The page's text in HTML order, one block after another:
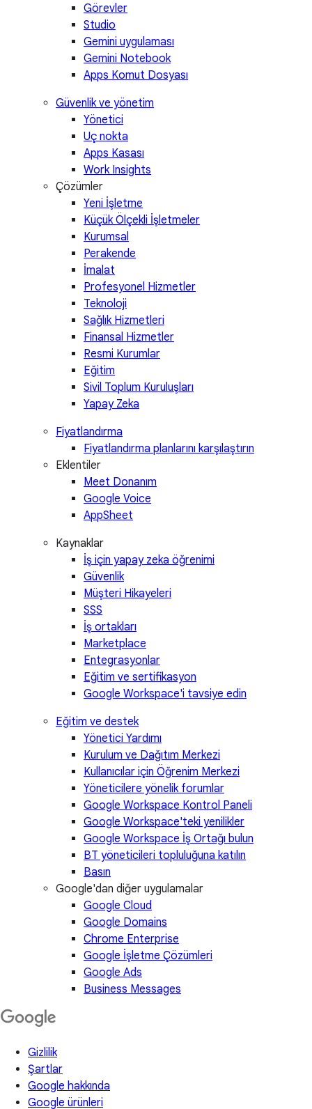
Görevler
Studio
Gemini uygulaması
Gemini Notebook
Apps Komut Dosyası
Güvenlik ve yönetim
Yönetici
Uç nokta
Apps Kasası
Work Insights
Çözümler
Yeni İşletme
Küçük Ölçekli İşletmeler
Kurumsal
Perakende
İmalat
Profesyonel Hizmetler
Teknoloji
Sağlık Hizmetleri
Finansal Hizmetler
Resmi Kurumlar
Eğitim
Sivil Toplum Kuruluşları
Yapay Zeka
Fiyatlandırma
Fiyatlandırma planlarını karşılaştırın
Eklentiler
Meet Donanım
Google Voice
AppSheet
Kaynaklar
İş için yapay zeka öğrenimi
Güvenlik
Müşteri Hikayeleri
SSS
İş ortakları
Marketplace
Entegrasyonlar
Eğitim ve sertifikasyon
Google Workspace'i tavsiye edin
Eğitim ve destek
Yönetici Yardımı
Kurulum ve Dağıtım Merkezi
Kullanıcılar için Öğrenim Merkezi
Yöneticilere yönelik forumlar
Google Workspace Kontrol Paneli
Google Workspace'teki yenilikler
Google Workspace İş Ortağı bulun
BT yöneticileri topluluğuna katılın
Basın
Google'dan diğer uygulamalar
Google Cloud
Google Domains
Chrome Enterprise
Google İşletme Çözümleri
Google Ads
Business Messages
Gizlilik
Şartlar
Google hakkında
Google ürünleri